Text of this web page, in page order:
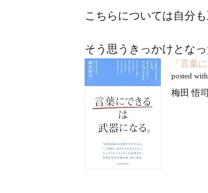
こちらについては自分
そう思うきっかけとな
「言葉
posted with
梅田 悟